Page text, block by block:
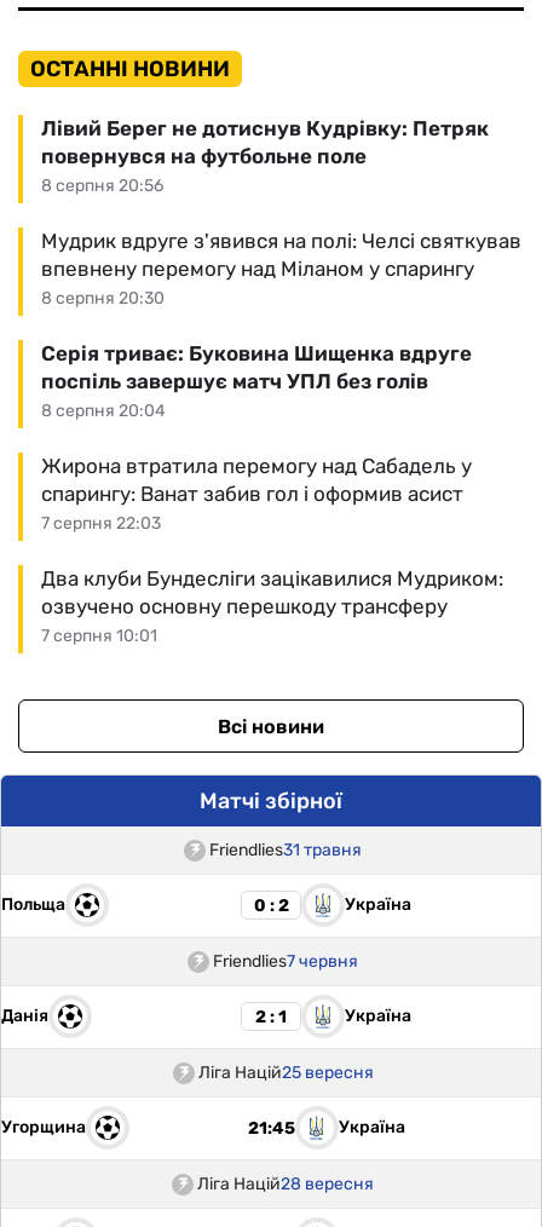
ОСТАННІ НОВИНИ
8 серпня 20:56
Лівий Берег не дотиснув Кудрівку: Петряк
повернувся на футбольне поле
8 серпня 20:30
Мудрик вдруге з'явився на полі: Челсі святкував
впевнену перемогу над Міланом у спарингу
8 серпня 20:04
Серія триває: Буковина Шищенка вдруге
поспіль завершує матч УПЛ без голів
7 серпня 22:03
Жирона втратила перемогу над Сабадель у
спарингу: Ванат забив гол і оформив асист
7 серпня 10:01
Два клуби Бундесліги зацікавилися Мудриком:
озвучено основну перешкоду трансферу
Всі новини
Матчі збірної
Friendlies31 травня
Польща 0 : 2 Україна
Friendlies7 червня
Данія 2 : 1 Україна
Ліга Націй25 вересня
Угорщина 21:45 Україна
Ліга Націй28 вересня